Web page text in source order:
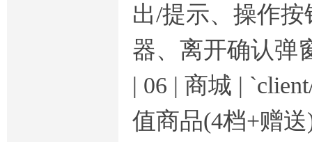
出/提示、操作
器、离开确认弹
| 06 | 商城 |
值商品(4档+赠